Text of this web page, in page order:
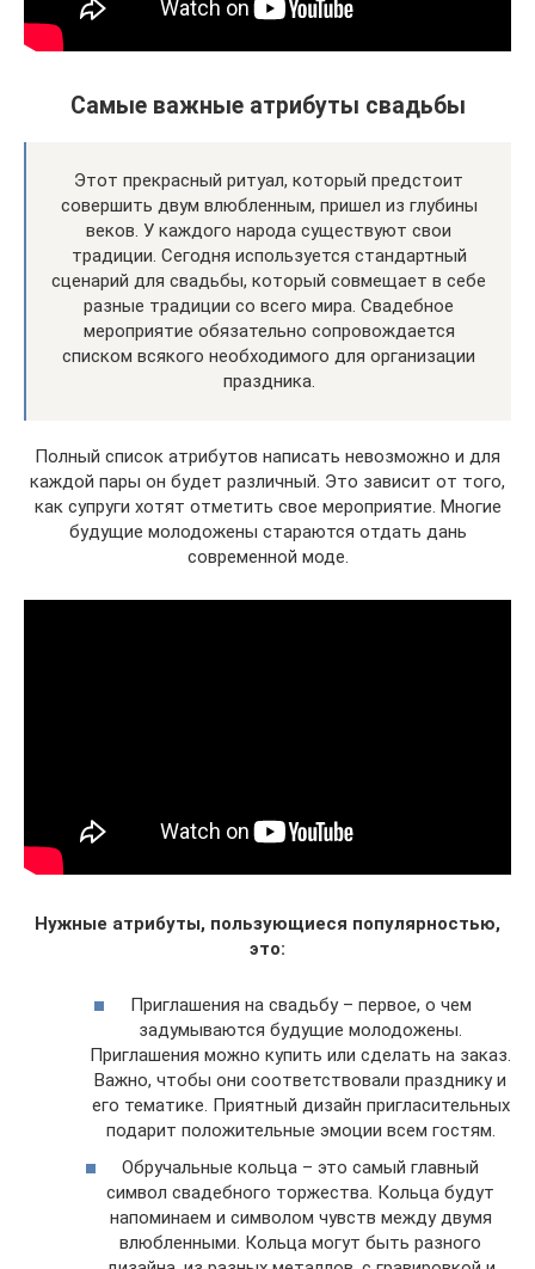
Самые важные атрибуты свадьбы
Этот прекрасный ритуал, который предстоит
совершить двум влюбленным, пришел из глубины
веков. У каждого народа существуют свои
традиции. Сегодня используется стандартный
сценарий для свадьбы, который совмещает в себе
разные традиции со всего мира. Свадебное
мероприятие обязательно сопровождается
списком всякого необходимого для организации
праздника.
Полный список атрибутов написать невозможно и для
каждой пары он будет различный. Это зависит от того,
как супруги хотят отметить свое мероприятие. Многие
будущие молодожены стараются отдать дань
современной моде.
Нужные атрибуты, пользующиеся популярностью,
это:
Приглашения на свадьбу – первое, о чем
задумываются будущие молодожены.
Приглашения можно купить или сделать на заказ.
Важно, чтобы они соответствовали празднику и
его тематике. Приятный дизайн пригласительных
подарит положительные эмоции всем гостям.
Обручальные кольца – это самый главный
символ свадебного торжества. Кольца будут
напоминаем и символом чувств между двумя
влюбленными. Кольца могут быть разного